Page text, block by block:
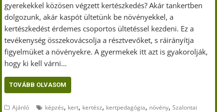
gyerekekkel közösen végzett kertészkedés? Akár tankertben
dolgozunk, akár kaspót ültetünk be növényekkel, a
kertészkedést érdemes csoportos ültetéssel kezdeni. Ez a
tevékenység összekovácsolja a résztvevőket, s ráirányítja
figyelmüket a növényekre. A gyermekek itt azt is gyakorolják,
hogy ki kell várni…
TOVÁBB OLVASOM
Ajánló képzés, kert, kertész, kertpedagógia, növény,Szalontai